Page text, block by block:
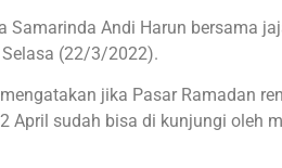
Andi Harun bersama
(22/3/2022).
jika Pasar Ramadan
sudah bisa di kunjungi oleh